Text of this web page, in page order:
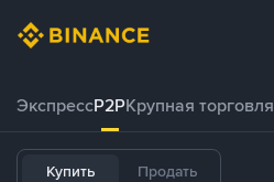
ЭкспрессP2PКрупная торговля
Купить Продать